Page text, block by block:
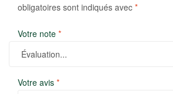
obligatoires sont indiqués avec *
Votre note *
Votre avis *